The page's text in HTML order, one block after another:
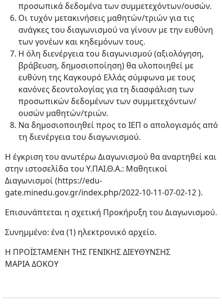
προσωπικά δεδομένα των συμμετεχόντων/ουσών.
Οι τυχόν μετακινήσεις μαθητών/τριών για τις
ανάγκες του διαγωνισμού να γίνουν με την ευθύνη
των γονέων και κηδεμόνων τους.
Η όλη διενέργεια του διαγωνισμού (αξιολόγηση,
βράβευση, δημοσιοποίηση) θα υλοποιηθεί με
ευθύνη της Καγκουρό Ελλάς σύμφωνα με τους
κανόνες δεοντολογίας για τη διασφάλιση των
προσωπικών δεδομένων των συμμετεχόντων/
ουσών μαθητών/τριών.
Να δημοσιοποιηθεί προς το ΙΕΠ ο απολογισμός από
τη διενέργεια του διαγωνισμού.
Η έγκριση του ανωτέρω Διαγωνισμού θα αναρτηθεί και
στην ιστοσελίδα του Υ.ΠΑΙ.Θ.Α.: Μαθητικοί
Διαγωνισμοί (https://edu-
gate.minedu.gov.gr/index.php/2022-10-11-07-02-12 ).
Επισυνάπτεται η σχετική Προκήρυξη του Διαγωνισμού.
Συνημμένο: ένα (1) ηλεκτρονικό αρχείο.
Η ΠΡΟΪΣΤΑΜΕΝΗ ΤΗΣ ΓΕΝΙΚΗΣ ΔΙΕΥΘΥΝΣΗΣ
ΜΑΡΙΑ ΔΟΚΟΥ